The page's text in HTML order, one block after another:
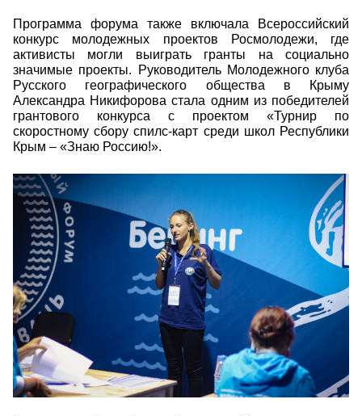
Программа форума также включала Всероссийский
конкурс молодежных проектов Росмолодежи, где
активисты могли выиграть гранты на социально
значимые проекты. Руководитель Молодежного клуба
Русского географического общества в Крыму
Александра Никифорова стала одним из победителей
грантового конкурса с проектом «Турнир по
скоростному сбору спилс-карт среди школ Республики
Крым – «Знаю Россию!».
13.jpg